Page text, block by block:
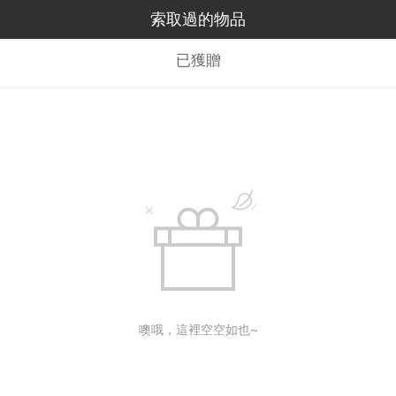
索取過的物品
已獲贈
噢哦，這裡空空如也~